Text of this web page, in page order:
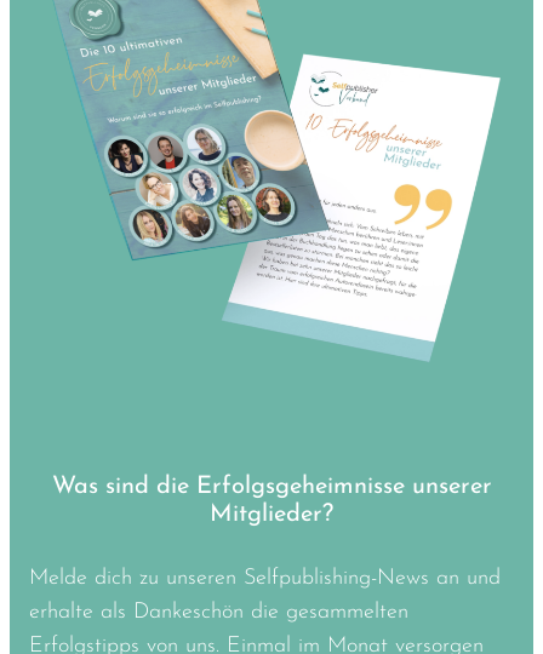
Was sind die Erfolgsgeheimnisse unserer
Mitglieder?
Melde dich zu unseren Selfpublishing-News an und
erhalte als Dankeschön die gesammelten
Erfolgstipps von uns. Einmal im Monat versorgen